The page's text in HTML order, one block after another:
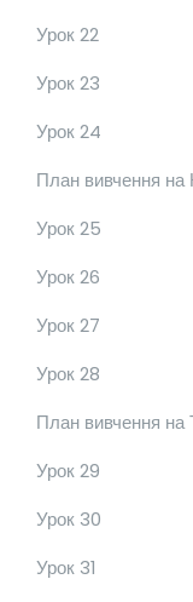
Урок 22
Урок 23
Урок 24
План вивчення
Урок 25
Урок 26
Урок 27
Урок 28
План вивчення
Урок 29
Урок 30
Урок 31